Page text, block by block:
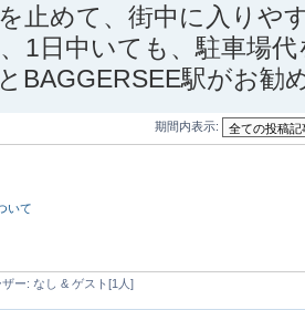
止めて、街中に入りや
1日中いても、駐車場
BAGGERSEE駅がお勧
期間内表示:
いて
ー: なし & ゲスト[1人]